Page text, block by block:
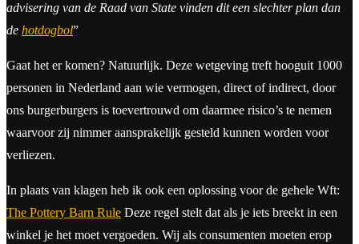
advisering van de Raad van State vinden dit een slechter plan dan
de hotdogbol”
Gaat het er komen? Natuurlijk. Deze wetgeving treft hooguit 1000
personen in Nederland aan wie vermogen, direct of indirect, door
ons burgerburgers is toevertrouwd om daarmee risico’s te nemen
waarvoor zij nimmer aansprakelijk gesteld kunnen worden voor
verliezen.
In plaats van klagen heb ik ook een oplossing voor de gehele Wft:
The Pottery Barn Rule Deze regel stelt dat als je iets breekt in een
winkel je het moet vergoeden. Wij als consumenten moeten erop